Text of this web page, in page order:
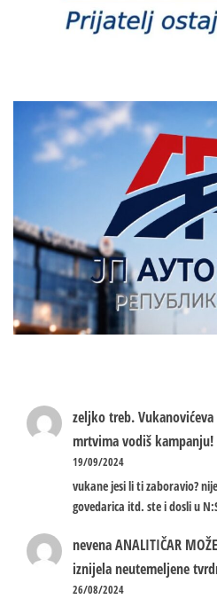
zeljko treb.
mrtvima vodiš kampanju!
19/09/2024
vukane jesi li ti zaboravio?
govedarica itd. ste i dosli u
nevenaANALITIČAR
iznijela neutemeljene
26/08/2024